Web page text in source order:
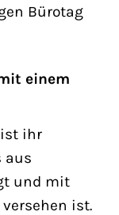
Bürotag
einem
ist ihr
aus
und mit
ist.